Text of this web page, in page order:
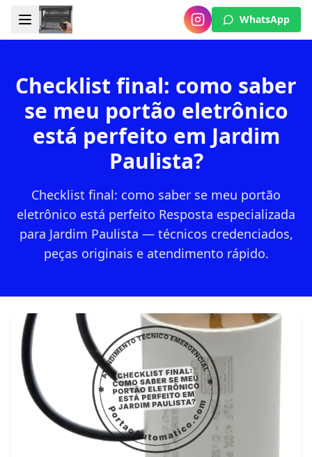
WhatsApp
Checklist final: como saber
se meu portão eletrônico
está perfeito em Jardim
Paulista?
Checklist final: como saber se meu portão
eletrônico está perfeito Resposta especializada
para Jardim Paulista — técnicos credenciados,
peças originais e atendimento rápido.